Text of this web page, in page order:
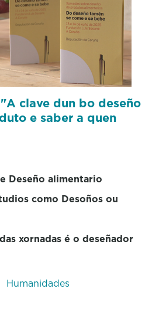
clave dun bo deseño
e saber a quen
Deseño alimentario
como Desoños ou
xornadas é o deseñador
Humanidades